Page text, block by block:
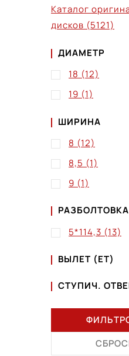
Каталог
дисков (5121)
ДИАМЕТР
18 (12)
19 (1)
ШИРИНА
8 (12)
8,5 (1)
9 (1)
РАЗБОЛТОВКА
5*114,3 (13)
ВЫЛЕТ (ET)
СТУПИЧ.